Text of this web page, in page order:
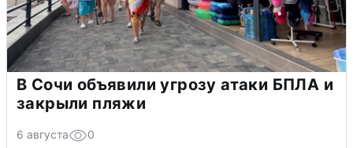
В Сочи объявили угрозу атаки БПЛА и
закрыли пляжи
6 августа 0